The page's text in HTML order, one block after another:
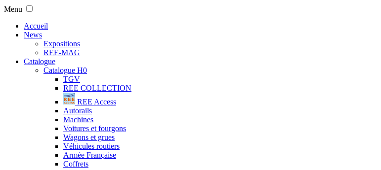
Menu
Accueil
News
Expositions
REE-MAG
Catalogue
Catalogue H0
TGV
REE COLLECTION
REE Access
Autorails
Machines
Voitures et fourgons
Wagons et grues
Véhicules routiers
Armée Française
Coffrets